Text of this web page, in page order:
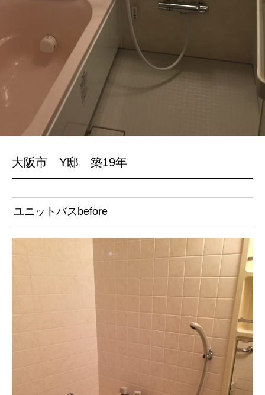
大阪市 Y邸 築19年
ユニットバスbefore